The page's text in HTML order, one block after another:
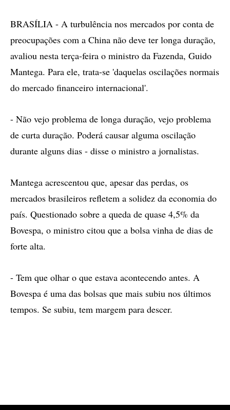
BRASÍLIA - A turbulência nos mercados por conta de
preocupações com a China não deve ter longa duração,
avaliou nesta terça-feira o ministro da Fazenda, Guido
Mantega. Para ele, trata-se 'daquelas oscilações normais
do mercado financeiro internacional'.
- Não vejo problema de longa duração, vejo problema
de curta duração. Poderá causar alguma oscilação
durante alguns dias - disse o ministro a jornalistas.
Mantega acrescentou que, apesar das perdas, os
mercados brasileiros refletem a solidez da economia do
país. Questionado sobre a queda de quase 4,5% da
Bovespa, o ministro citou que a bolsa vinha de dias de
forte alta.
- Tem que olhar o que estava acontecendo antes. A
Bovespa é uma das bolsas que mais subiu nos últimos
tempos. Se subiu, tem margem para descer.